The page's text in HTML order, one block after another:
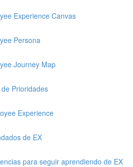
Experience Canvas
Persona
Journey Map
Prioridades
Experience
de EX
para seguir aprendiendo de EX